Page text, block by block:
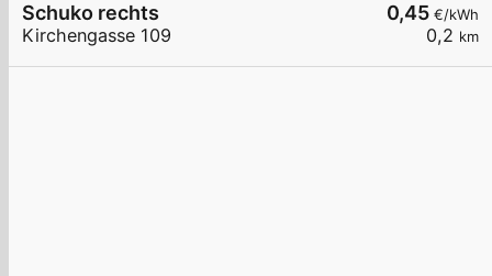
0,45 €/kWh
0,2 km
Schuko rechts
Kirchengasse 109